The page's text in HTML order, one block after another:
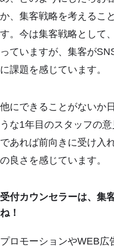
か、集客戦略を考えるこ
す。今は集客戦略として
っていますが、集客が
に課題を感じています。
他にできることがないか
うな1年目のスタッフの
であれば前向きに受け入
の良さを感じています。
受付カウンセラーは、集
ね！
プロモーションやWEB広